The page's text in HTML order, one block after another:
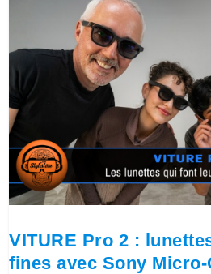
VITURE Pro 2 :
fines avec Sony Micro-